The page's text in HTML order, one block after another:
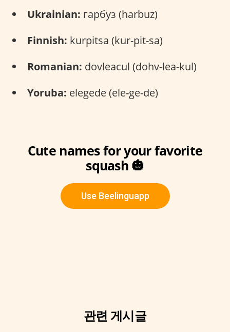
Ukrainian: гарбуз (harbuz)
Finnish: kurpitsa (kur-pit-sa)
Romanian: dovleacul (dohv-lea-kul)
Yoruba: elegede (ele-ge-de)
Cute names for your favorite
squash 🎃
Use Beelinguapp
관련 게시글